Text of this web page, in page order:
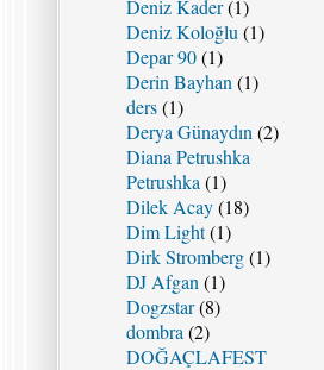
Deniz Kader(1)
Deniz Koloğlu (1)
Depar 90(1)
Derin Bayhan (1)
ders(1)
Derya Günaydın (2)
Diana Petrushka
Petrushka (1)
Dilek Acay(18)
Dim Light(1)
Dirk Stromberg(1)
DJ Afgan (1)
Dogzstar(8)
dombra (2)
DOĞAÇLAFEST